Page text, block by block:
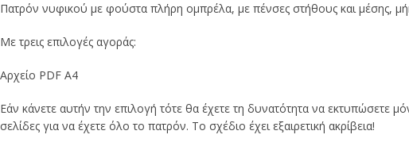
Πατρόν νυφικού με φούστα πλήρη ομπρέλα, με πένσες στήθους και μέσης,
Mε τρεις επιλογές αγοράς:
Αρχείο PDF A4
Εάν κάνετε αυτήν την επιλογή τότε θα έχετε τη δυνατότητα να εκτυπώσετε
σελίδες για να έχετε όλο το πατρόν. Το σχέδιο έχει εξαιρετική ακρίβεια!